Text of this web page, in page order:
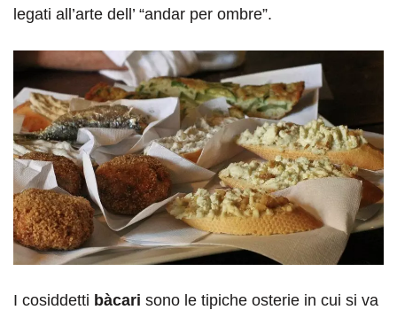
legati all’arte dell’ “andar per ombre”.
I cosiddetti bàcari sono le tipiche osterie in cui si va